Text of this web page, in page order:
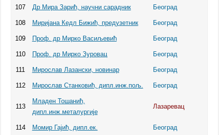
107 Др Мира Зарић, научни сарадник Београд
108 Миријана Кедл Бижић, предузетник Београд
109 Проф. др Мирко Васиљевић Београд
110 Проф. др Мирко Зуровац Београд
111 Мирослав Лазански, новинар Београд
112 Мирослав Станковић, дипл.инж.пољ. Београд
113
Младен Тошанић,
дипл.инж.металургије
Лазаревац
114 Момир Гајић, дипл.ек. Београд